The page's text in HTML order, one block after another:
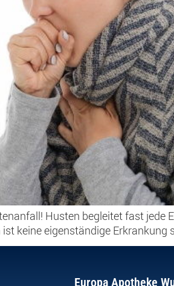
Husten begleitet fast
keine eigenständige Erkrankung
Europa Apotheke